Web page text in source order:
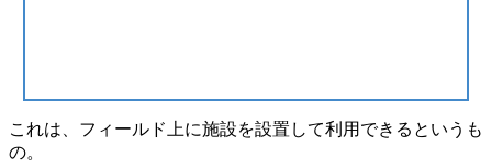
これは、 フィールド上に施設を設置して利用できる というも
の。